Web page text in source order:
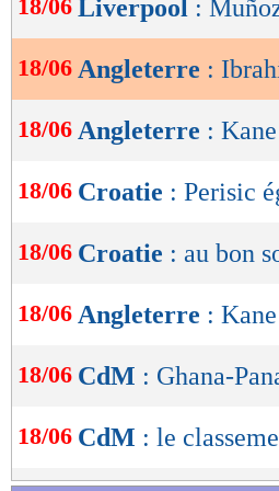
de
OK
18/06 Liverpool :
18/06 Angleterre :
18/06 Angleterre :
18/06 Croatie : Perisic
18/06 Croatie : au bon
18/06 Angleterre :
18/06 CdM : Ghana-
18/06 CdM : le